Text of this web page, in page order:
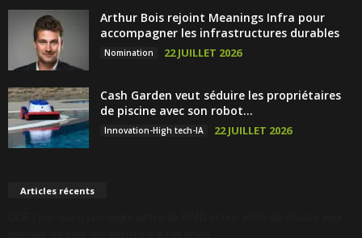
Arthur Bois rejoint Meanings Infra pour
accompagner les infrastructures durables
Nomination 22 JUILLET 2026
Cash Garden veut séduire les propriétaires
de piscine avec son robot...
Innovation-High tech-IA 22 JUILLET 2026
Articles récents